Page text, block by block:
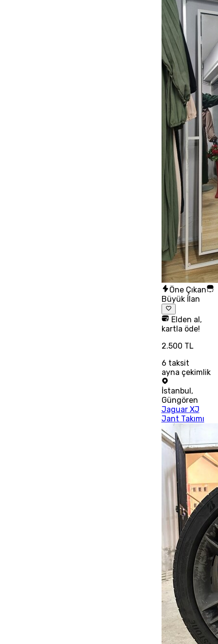
Öne Çıkan
Büyük İlan
Elden al,
kartla öde!
2.500 TL
6 taksit
ayna çekimlik
İstanbul ,
Güngören
Jaguar XJ
Jant Takımı